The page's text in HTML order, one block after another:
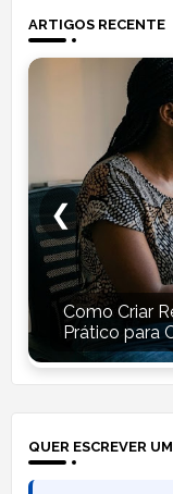
ARTIGOS RECENTE
Como Criar
Prático para
❮
QUER ESCREVER